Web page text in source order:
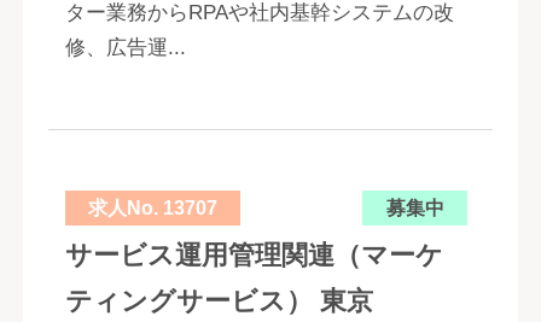
ター業務からRPAや社内基幹システムの改
修、広告運...
求人No. 13707 募集中
サービス運用管理関連（マーケ
ティングサービス） 東京